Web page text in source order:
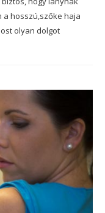
a hosszú,szőke haja
olyan dolgot